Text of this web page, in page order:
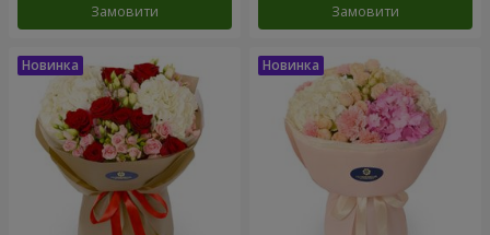
Замовити Замовити